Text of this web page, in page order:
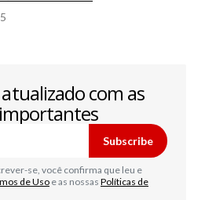
com as
Subscribe
se, você confirma que leu e
de Usoe as nossas Políticas de